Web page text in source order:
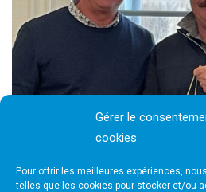
Gérer le
cookies
Pour offrir les meilleures expériences,
telles que les cookies pour stocker et/ou